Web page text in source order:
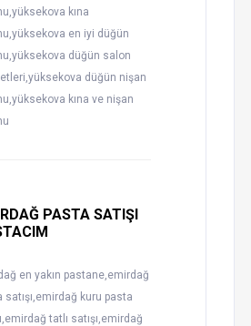
kına
en iyi düğün
düğün salon
düğün nişan
kına ve nişan
PASTA SATIŞI
en yakın pastane,emirdağ
satışı,emirdağ kuru pasta
tatlı satışı,emirdağ